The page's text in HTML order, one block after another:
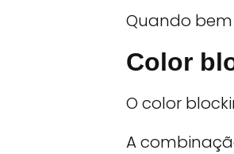
Quando
Color
O color
A